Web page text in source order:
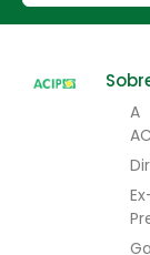
A